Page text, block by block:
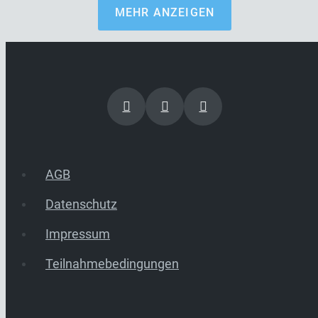
MEHR ANZEIGEN
AGB
Datenschutz
Impressum
Teilnahmebedingungen